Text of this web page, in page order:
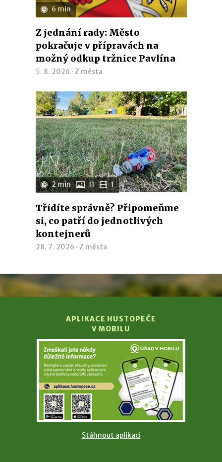
6 min
Z jednání rady: Město
pokračuje v přípravách na
možný odkup tržnice Pavlína
5. 8. 2026 · Z města
2 min 11 1
Třídíte správně? Připomeňme
si, co patří do jednotlivých
kontejnerů
28. 7. 2026 · Z města
APLIKACE HUSTOPEČE
V MOBILU
Stáhnout aplikaci